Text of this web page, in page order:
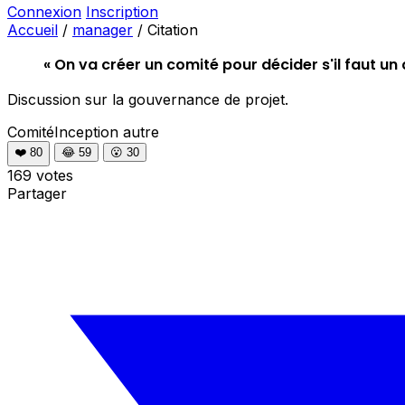
Connexion Inscription
Accueil / manager / Citation
« On va créer un comité pour décider s'il faut un
Discussion sur la gouvernance de projet.
ComitéInception autre
❤️ 80 😂 59 😮 30
169 votes
Partager